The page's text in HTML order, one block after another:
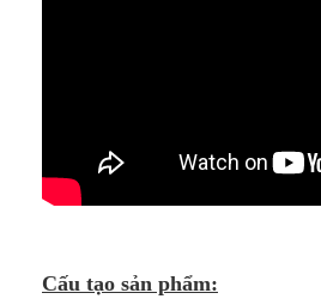
Cấu tạo sản phẩm: